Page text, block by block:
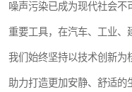
噪声污染已成为现代社会
重要工具，在汽车、工业、
我们始终坚持以技术创新为
助力打造更加安静、舒适的